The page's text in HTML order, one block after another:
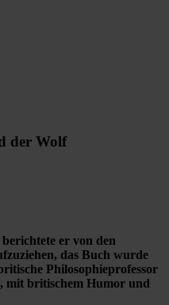
der Wolf
er von den
das Buch wurde
Philosophieprofessor
mit britischem Humor und